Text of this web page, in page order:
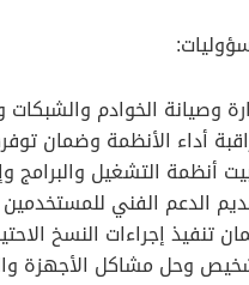
وصيانة الخوادم والشبكات
أداء الأنظمة وضمان
أنظمة التشغيل والبرامج
الدعم الفني
تنفيذ إجراءات النسخ
وحل مشاكل الأجهزة